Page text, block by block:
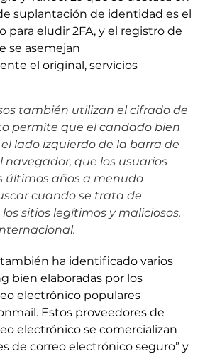
suplantación de identidad es el
para eludir 2FA, y el registro de
se asemejan
el original, servicios
también utilizan el cifrado de
permite que el candado bien
lado izquierdo de la barra de
navegador, que los usuarios
últimos años a menudo
cuando se trata de
sitios legítimos y maliciosos,
ha identificado varios
bien elaboradas por los
electrónico populares
Estos proveedores de
electrónico se comercializan
de correo electrónico seguro” y